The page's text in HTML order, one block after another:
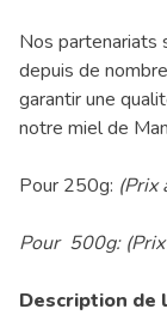
Nos partenariats
depuis de
garantir une
notre miel de
Pour 250g: (Prix
Pour 500g:
Description de